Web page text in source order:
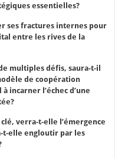
essentielles?
ses fractures internes pour
entre les rives de la
multiples défis, saura-t-il
de coopération
incarner l’échec d’une
verra-t-elle l’émergence
t-elle engloutir par les